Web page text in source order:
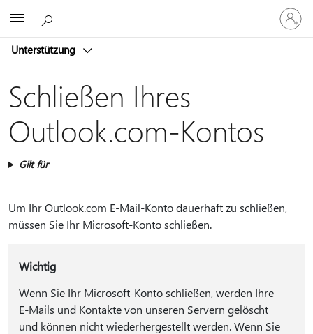
Unterstützung
Bei
Ihrem
Konto
Schließen Ihres
Outlook.com-Kontos
Gilt für
Um Ihr Outlook.com E-Mail-Konto dauerhaft zu schließen,
müssen Sie Ihr Microsoft-Konto schließen.
Wichtig
Wenn Sie Ihr Microsoft-Konto schließen, werden Ihre
E-Mails und Kontakte von unseren Servern gelöscht
und können nicht wiederhergestellt werden. Wenn Sie